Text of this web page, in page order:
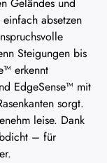
absetzen
Steigungen bis
erkennt
EdgeSense™ mit
sorgt.
leise. Dank
– für